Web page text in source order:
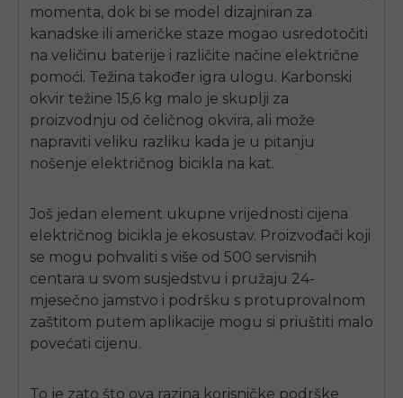
momenta, dok bi se model dizajniran za
kanadske ili američke staze mogao usredotočiti
na veličinu baterije i različite načine električne
pomoći. Težina također igra ulogu. Karbonski
okvir težine 15,6 kg malo je skuplji za
proizvodnju od čeličnog okvira, ali može
napraviti veliku razliku kada je u pitanju
nošenje električnog bicikla na kat.
Još jedan element ukupne vrijednosti cijena
električnog bicikla je ekosustav. Proizvođači koji
se mogu pohvaliti s više od 500 servisnih
centara u svom susjedstvu i pružaju 24-
mjesečno jamstvo i podršku s protuprovalnom
zaštitom putem aplikacije mogu si priuštiti malo
povećati cijenu.
To je zato što ova razina korisničke podrške